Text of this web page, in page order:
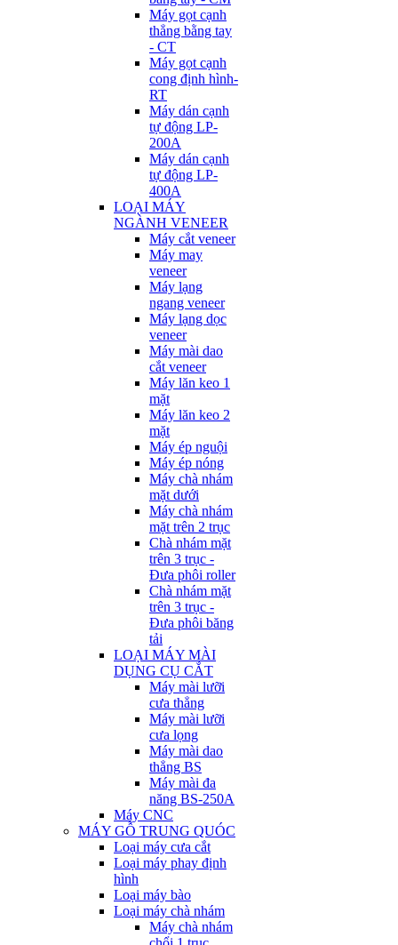
Máy gọt cạnh
thẳng bằng tay
- CT
Máy gọt cạnh
cong định hình-
RT
Máy dán cạnh
tự động LP-
200A
Máy dán cạnh
tự động LP-
400A
LOẠI MÁY
NGÀNH VENEER
Máy cắt veneer
Máy may
veneer
Máy lạng
ngang veneer
Máy lạng dọc
veneer
Máy mài dao
cắt veneer
Máy lăn keo 1
mặt
Máy lăn keo 2
mặt
Máy ép nguội
Máy ép nóng
Máy chà nhám
mặt dưới
Máy chà nhám
mặt trên 2 trục
Chà nhám mặt
trên 3 trục -
Đưa phôi roller
Chà nhám mặt
trên 3 trục -
Đưa phôi băng
tải
LOẠI MÁY MÀI
DỤNG CỤ CẮT
Máy mài lưỡi
cưa thẳng
Máy mài lưỡi
cưa lọng
Máy mài dao
thẳng BS
Máy mài đa
năng BS-250A
Máy CNC
MÁY GỖ TRUNG QUÓC
Loại máy cưa cắt
Loại máy phay định
hình
Loại máy bào
Loại máy chà nhám
Máy chà nhám